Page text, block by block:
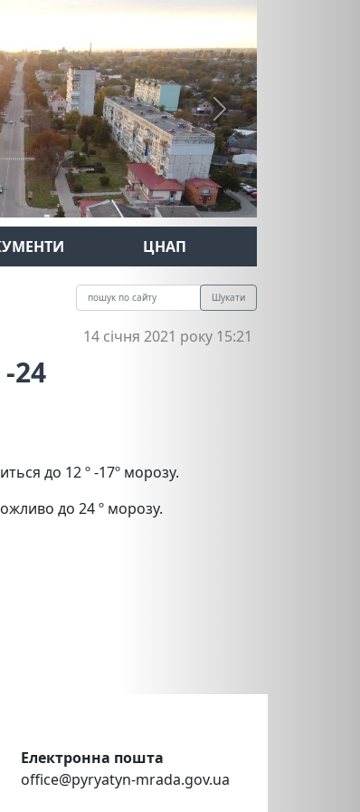
Next
ЦНАП
Шукати
14 січня 2021 року 15:21
24
до 12 º -17º морозу.
до 24 º морозу.
Електронна пошта
office@pyryatyn-mrada.gov.ua